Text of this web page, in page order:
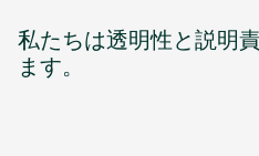
私たちは透明性と説明
ます。